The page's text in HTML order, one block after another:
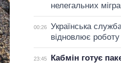
нелегальних
00:26
Українська
відновлює
23:45
Кабмін готує